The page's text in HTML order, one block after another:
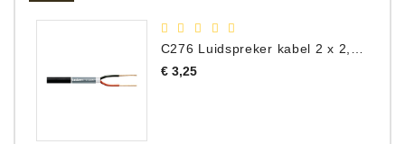
C276 Luidspreker kabel 2 x 2,50 mm² (per meter)
€ 3,25Prijs